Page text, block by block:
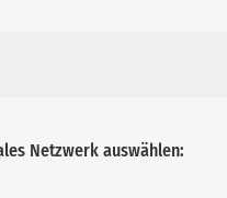
Netzwerk auswählen: